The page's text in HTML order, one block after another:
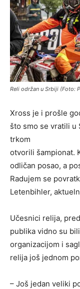
Reli održan u Srbiji (Foto:
Xross je i prošle
što smo se vratili u
trkom
otvorili šampionat.
odličan posao, a
Radujem se
Letenbihler,
Učesnici relija,
publika vidno su
organizacijom i
relija još jednom
– Još jedan veliki